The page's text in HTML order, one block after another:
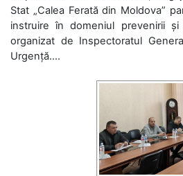
Stat „Calea Ferată din Moldova”
instruire în domeniul prevenirii și
organizat de Inspectoratul
Urgență....